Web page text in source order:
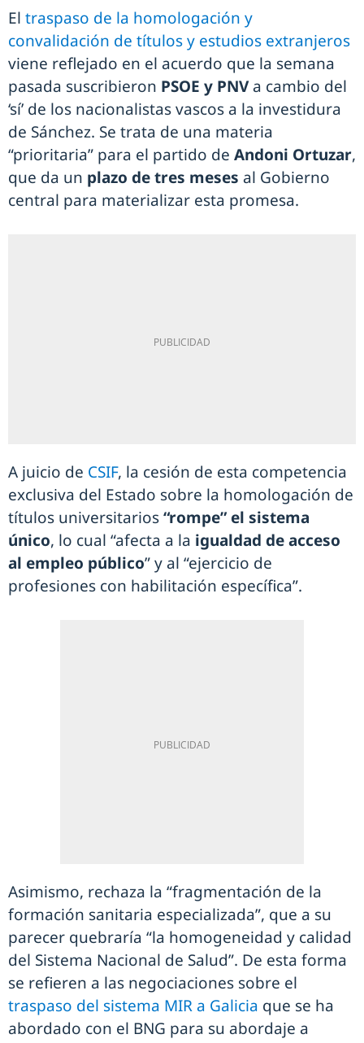
El traspaso de la homologación y
convalidación de títulos y estudios extranjeros
viene reflejado en el acuerdo que la semana
pasada suscribieron PSOE y PNVa cambio del
‘sí’ de los nacionalistas vascos a la investidura
de Sánchez. Se trata de una materia
“prioritaria” para el partido de Andoni Ortuzar,
que da un plazo de tres meses al Gobierno
central para materializar esta promesa.
A juicio de CSIF, la cesión de esta competencia
exclusiva del Estado sobre la homologación de
títulos universitarios“rompe” el sistema
único, lo cual “afecta a la igualdad de acceso
al empleo público” y al “ejercicio de
profesiones con habilitación específica”.
Asimismo, rechaza la “fragmentación de la
formación sanitaria especializada”, que a su
parecer quebraría “la homogeneidad y calidad
del Sistema Nacional de Salud”. De esta forma
se refieren a las negociaciones sobre el
traspaso del sistema MIR a Galicia que se ha
abordado con el BNG para su abordaje a